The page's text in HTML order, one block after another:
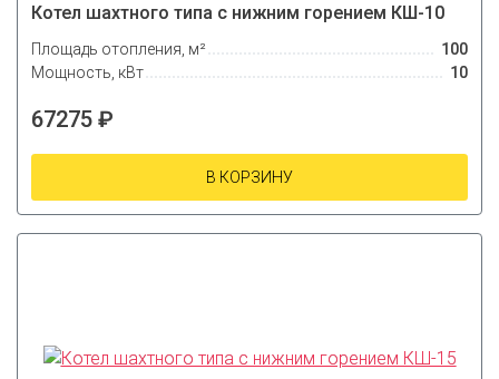
Котел шахтного типа с нижним горением КШ-10
Площадь отопления, м²
100
Мощность, кВт
10
67275 ₽
В КОРЗИНУ